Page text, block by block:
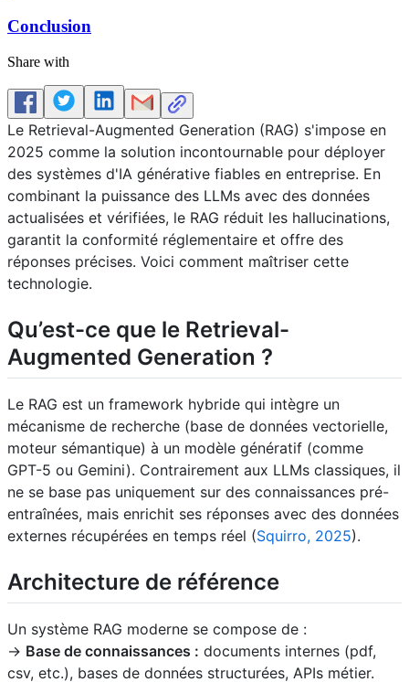
Conclusion
Share with
Le Retrieval-Augmented Generation (RAG) s'impose en
2025 comme la solution incontournable pour déployer
des systèmes d'IA générative fiables en entreprise. En
combinant la puissance des LLMs avec des données
actualisées et vérifiées, le RAG réduit les hallucinations,
garantit la conformité réglementaire et offre des
réponses précises. Voici comment maîtriser cette
technologie.
Qu’est-ce que le Retrieval-
Augmented Generation ?
Le RAG est un framework hybride qui intègre un
mécanisme de recherche (base de données vectorielle,
moteur sémantique) à un modèle génératif (comme
GPT-5 ou Gemini). Contrairement aux LLMs classiques, il
ne se base pas uniquement sur des connaissances pré-
entraînées, mais enrichit ses réponses avec des données
externes récupérées en temps réel (Squirro, 2025).
Architecture de référence
Un système RAG moderne se compose de :
-> Base de connaissances : documents internes (pdf,
csv, etc.), bases de données structurées, APIs métier.